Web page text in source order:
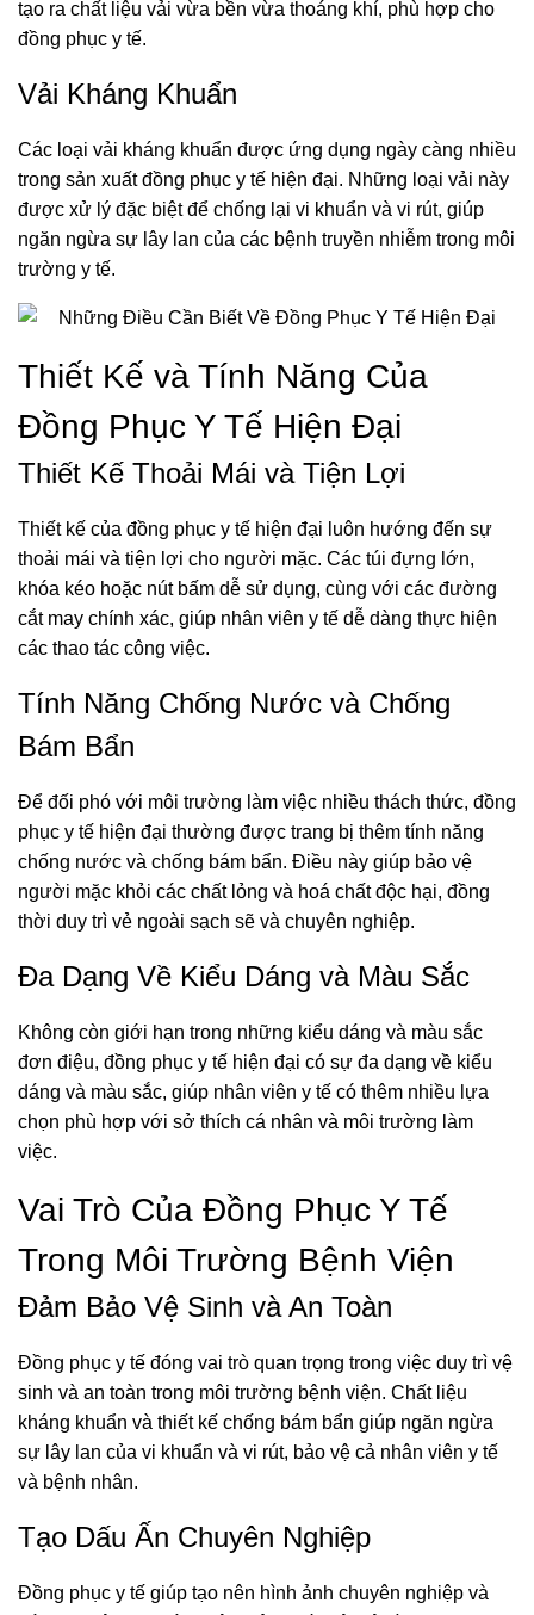
tạo ra chất liệu vải vừa bền vừa thoáng khí, phù hợp cho
đồng phục y tế.
Vải Kháng Khuẩn
Các loại vải kháng khuẩn được ứng dụng ngày càng nhiều
trong sản xuất đồng phục y tế hiện đại. Những loại vải này
được xử lý đặc biệt để chống lại vi khuẩn và vi rút, giúp
ngăn ngừa sự lây lan của các bệnh truyền nhiễm trong môi
trường y tế.
Thiết Kế và Tính Năng Của
Đồng Phục Y Tế Hiện Đại
Thiết Kế Thoải Mái và Tiện Lợi
Thiết kế của đồng phục y tế hiện đại luôn hướng đến sự
thoải mái và tiện lợi cho người mặc. Các túi đựng lớn,
khóa kéo hoặc nút bấm dễ sử dụng, cùng với các đường
cắt may chính xác, giúp nhân viên y tế dễ dàng thực hiện
các thao tác công việc.
Tính Năng Chống Nước và Chống
Bám Bẩn
Để đối phó với môi trường làm việc nhiều thách thức, đồng
phục y tế hiện đại thường được trang bị thêm tính năng
chống nước và chống bám bẩn. Điều này giúp bảo vệ
người mặc khỏi các chất lỏng và hoá chất độc hại, đồng
thời duy trì vẻ ngoài sạch sẽ và chuyên nghiệp.
Đa Dạng Về Kiểu Dáng và Màu Sắc
Không còn giới hạn trong những kiểu dáng và màu sắc
đơn điệu, đồng phục y tế hiện đại có sự đa dạng về kiểu
dáng và màu sắc, giúp nhân viên y tế có thêm nhiều lựa
chọn phù hợp với sở thích cá nhân và môi trường làm
việc.
Vai Trò Của Đồng Phục Y Tế
Trong Môi Trường Bệnh Viện
Đảm Bảo Vệ Sinh và An Toàn
Đồng phục y tế đóng vai trò quan trọng trong việc duy trì vệ
sinh và an toàn trong môi trường bệnh viện. Chất liệu
kháng khuẩn và thiết kế chống bám bẩn giúp ngăn ngừa
sự lây lan của vi khuẩn và vi rút, bảo vệ cả nhân viên y tế
và bệnh nhân.
Tạo Dấu Ấn Chuyên Nghiệp
Đồng phục y tế giúp tạo nên hình ảnh chuyên nghiệp và